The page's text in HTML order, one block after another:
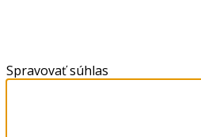
Spravovať súhlas